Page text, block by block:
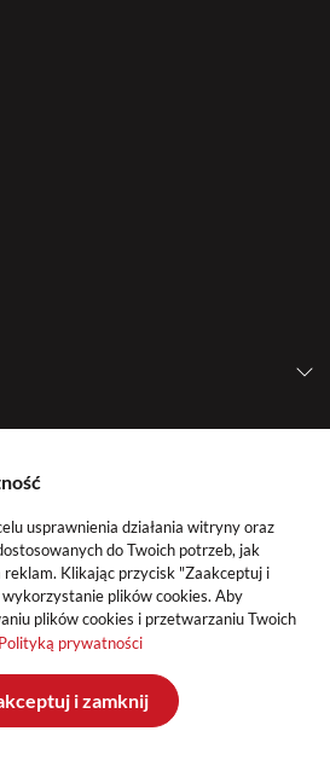
Reserved
usprawnienia działania witryny oraz
do Twoich potrzeb, jak
Klikając przycisk "Zaakceptuj i
plików cookies. Aby
plików cookies i przetwarzaniu Twoich
Polityką prywatności
i zamknij